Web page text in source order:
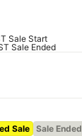
Sale Start
Sale Ended
Sale Sale Ended